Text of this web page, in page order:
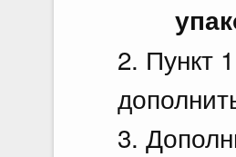
2. Пункт
3.